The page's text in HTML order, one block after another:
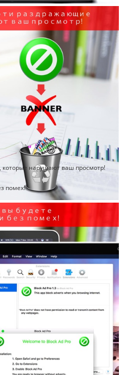
нарушают ваш просмотр!
помех!